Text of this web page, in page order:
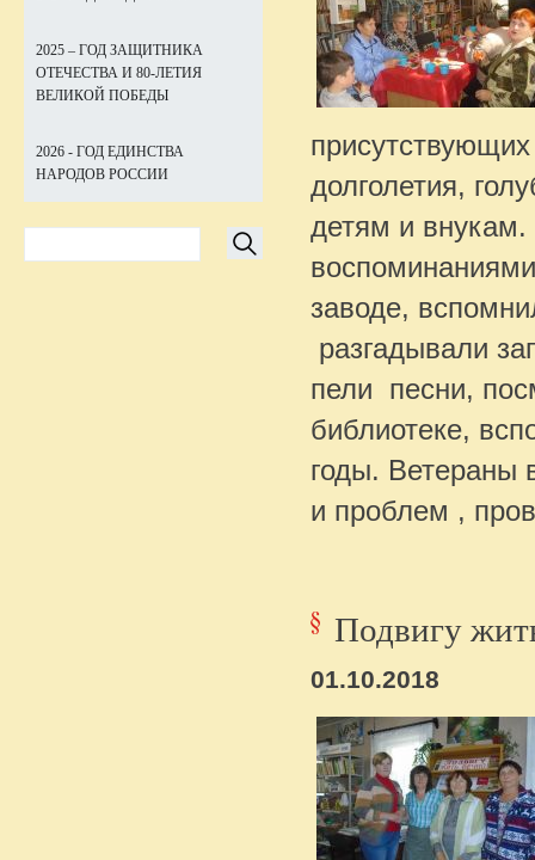
долголетия,
детям и
заводе,
разгадывали
пели песни,
библиотеке,
годы. Ветераны
и проблем ,
Подвигу
01.10.2018
2025 – ГОД ЗАЩИТНИКА
ОТЕЧЕСТВА И 80-ЛЕТИЯ
ВЕЛИКОЙ ПОБЕДЫ
2026 - ГОД ЕДИНСТВА
НАРОДОВ РОССИИ